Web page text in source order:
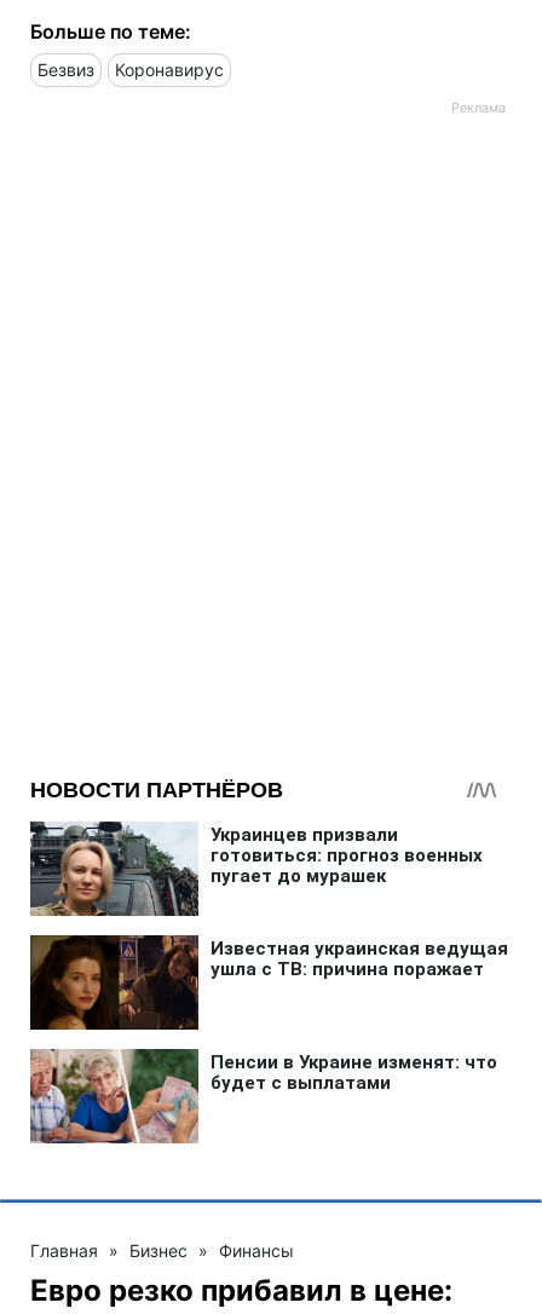
Больше по теме:
Безвиз Коронавирус
Главная » Бизнес » Финансы
Евро резко прибавил в цене: